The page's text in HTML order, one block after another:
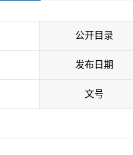
公开目录
发布日期
文号